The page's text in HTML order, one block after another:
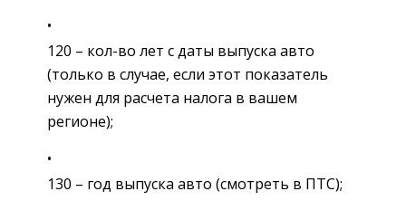
120 – кол-во лет с даты выпуска авто
(только в случае, если этот показатель
нужен для расчета налога в вашем
регионе);
130 – год выпуска авто (смотреть в ПТС);